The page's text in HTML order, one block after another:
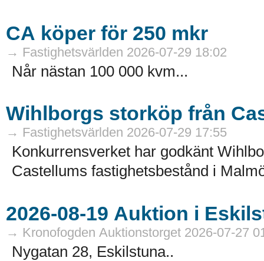
CA köper för 250 mkr
→ Fastighetsvärlden 2026-07-29 18:02
Når nästan 100 000 kvm...
Wihlborgs storköp från
→ Fastighetsvärlden 2026-07-29 17:55
Konkurrensverket har godkänt
Castellums fastighetsbestånd i
→ Kronofogden Auktionstorget 2026-07-27
Nygatan 28, Eskilstuna..